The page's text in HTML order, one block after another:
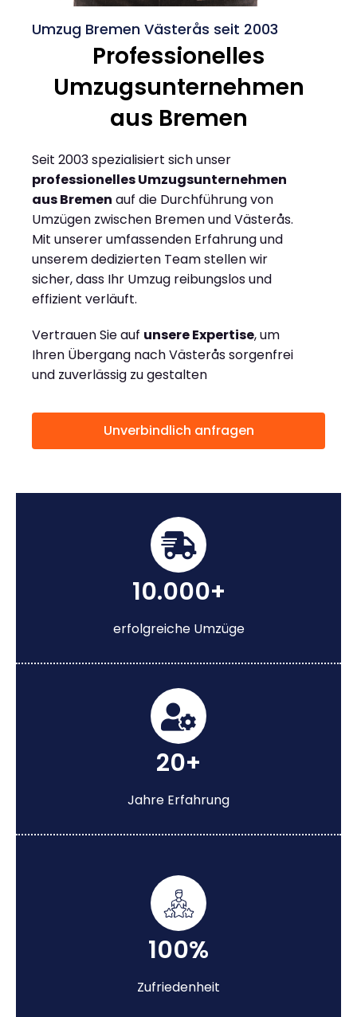
Umzug Bremen Västerås seit 2003
Professionelles
Umzugsunternehmen
aus Bremen
Seit 2003 spezialisiert sich unser
professionelles Umzugsunternehmen
aus Bremen auf die Durchführung von
Umzügen zwischen Bremen und Västerås.
Mit unserer umfassenden Erfahrung und
unserem dedizierten Team stellen wir
sicher, dass Ihr Umzug reibungslos und
effizient verläuft.
Vertrauen Sie auf unsere Expertise, um
Ihren Übergang nach Västerås sorgenfrei
und zuverlässig zu gestalten
Unverbindlich anfragen
10.000+
erfolgreiche Umzüge
20+
Jahre Erfahrung
100%
Zufriedenheit